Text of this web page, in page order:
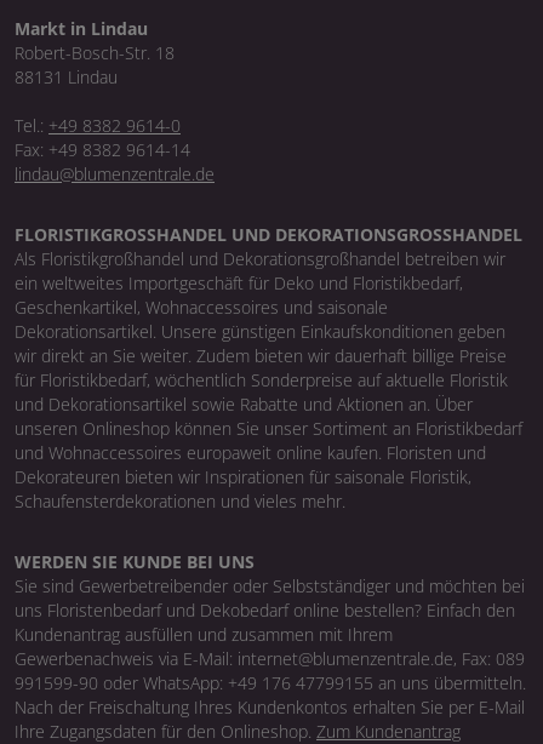
Markt in Lindau
Robert-Bosch-Str. 18
88131 Lindau
Tel.: +49 8382 9614-0
Fax: +49 8382 9614-14
lindau@blumenzentrale.de
FLORISTIKGROSSHANDEL UND DEKORATIONSGROSSHANDEL
Als Floristikgroßhandel und Dekorationsgroßhandel betreiben wir
ein weltweites Importgeschäft für Deko und Floristikbedarf,
Geschenkartikel, Wohnaccessoires und saisonale
Dekorationsartikel. Unsere günstigen Einkaufskonditionen geben
wir direkt an Sie weiter. Zudem bieten wir dauerhaft billige Preise
für Floristikbedarf, wöchentlich Sonderpreise auf aktuelle Floristik
und Dekorationsartikel sowie Rabatte und Aktionen an. Über
unseren Onlineshop können Sie unser Sortiment an Floristikbedarf
und Wohnaccessoires europaweit online kaufen. Floristen und
Dekorateuren bieten wir Inspirationen für saisonale Floristik,
Schaufensterdekorationen und vieles mehr.
WERDEN SIE KUNDE BEI UNS
Sie sind Gewerbetreibender oder Selbstständiger und möchten bei
uns Floristenbedarf und Dekobedarf online bestellen? Einfach den
Kundenantrag ausfüllen und zusammen mit Ihrem
Gewerbenachweis via E-Mail: internet@blumenzentrale.de, Fax: 089
991599-90 oder WhatsApp: +49 176 47799155 an uns übermitteln.
Nach der Freischaltung Ihres Kundenkontos erhalten Sie per E-Mail
Ihre Zugangsdaten für den Onlineshop. Zum Kundenantrag